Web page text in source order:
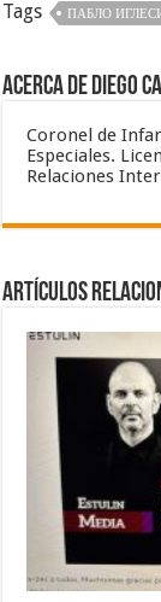
Tags ПАБЛО
Acerca de Diego
Coronel de
Especiales.
Relaciones
Artículos